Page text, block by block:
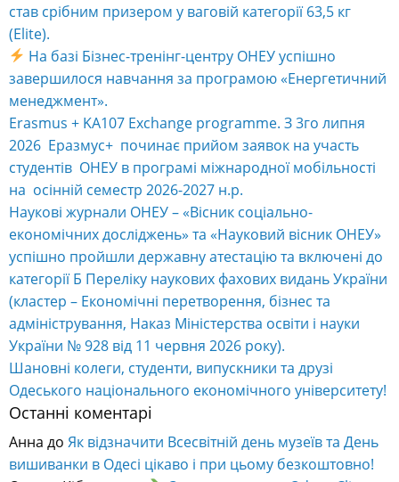
став срібним призером у ваговій категорії 63,5 кг
(Elite).
На базі Бізнес-тренінг-центру ОНЕУ успішно
завершилося навчання за програмою «Енергетичний
менеджмент».
Erasmus + KA107 Exchange programme. З 3го липня
2026 Еразмус+ починає прийом заявок на участь
студентів ОНЕУ в програмі міжнародної мобільності
на осінній семестр 2026-2027 н.р.
Наукові журнали ОНЕУ – «Вісник соціально-
економічних досліджень» та «Науковий вісник ОНЕУ»
успішно пройшли державну атестацію та включені до
категорії Б Переліку наукових фахових видань України
(кластер – Економічні перетворення, бізнес та
адміністрування, Наказ Міністерства освіти і науки
України № 928 від 11 червня 2026 року).
Шановні колеги, студенти, випускники та друзі
Одеського національного економічного університету!
Останні коментарі
Анна до Як відзначити Всесвітній день музеїв та День
вишиванки в Одесі цікаво і при цьому безкоштовно!